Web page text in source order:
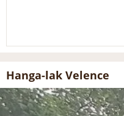
Hanga-lak Velence